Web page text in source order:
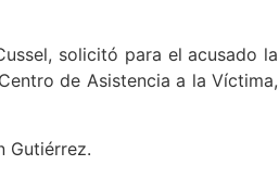
solicitó para el acusado la
de Asistencia a la Víctima,
Gutiérrez.